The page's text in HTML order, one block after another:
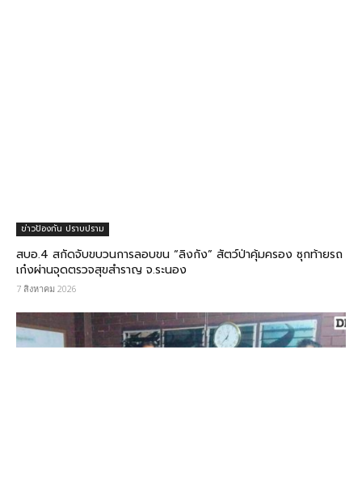
ข่าวป้องกัน ปราบปราม
สบอ.4 สกัดจับขบวนการลอบขน “ลิงกัง” สัตว์ป่าคุ้มครอง ซุกท้ายรถ
เก๋งผ่านจุดตรวจสุขสำราญ จ.ระนอง
7 สิงหาคม 2026